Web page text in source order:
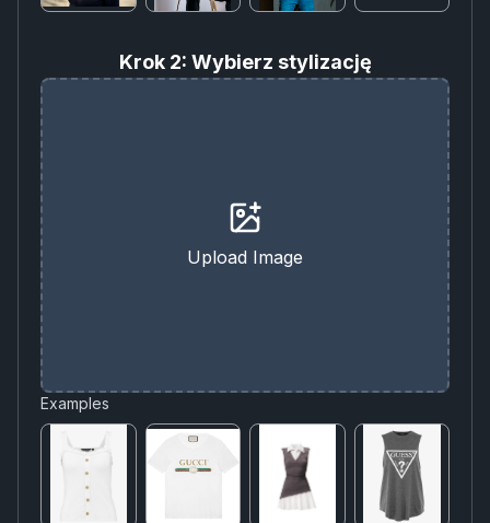
Krok 2: Wybierz stylizację
Upload Image
Examples